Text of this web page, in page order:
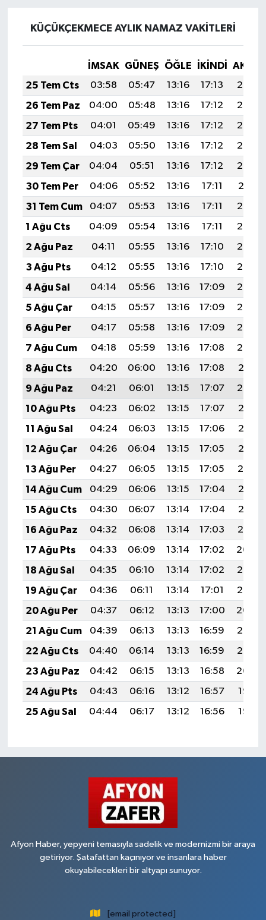
KÜÇÜKÇEKMECE AYLIK NAMAZ VAKITLERI
İMSAK GÜNEŞ ÖĞLE İKINDI
25 Tem Cts
03:58 05:47 13:16 17:13
20:36
26 Tem Paz
04:00 05:48 13:16 17:12
20:35
27 Tem Pts
04:01 05:49 13:16 17:12
20:34
28 Tem Sal
04:03 05:50 13:16 17:12
20:33
29 Tem Çar
04:04 05:51 13:16 17:12
20:32
30 Tem Per
04:06 05:52 13:16 17:11
20:31
31 Tem Cum
04:07 05:53 13:16 17:11
20:30
1 Ağu Cts
04:09 05:54 13:16 17:11
20:29
2 Ağu Paz
04:11 05:55 13:16 17:10
20:28
3 Ağu Pts
04:12 05:55 13:16 17:10
20:27
4 Ağu Sal
04:14 05:56 13:16 17:09
20:26
5 Ağu Çar
04:15 05:57 13:16 17:09
20:24
6 Ağu Per
04:17 05:58 13:16 17:09
20:23
7 Ağu Cum
04:18 05:59 13:16 17:08
20:22
8 Ağu Cts
04:20 06:00 13:16 17:08
20:21
9 Ağu Paz
04:21 06:01 13:15 17:07
20:20
10 Ağu Pts
04:23 06:02 13:15 17:07
20:18
11 Ağu Sal
04:24 06:03 13:15 17:06
20:17
12 Ağu Çar
04:26 06:04 13:15 17:05
20:16
13 Ağu Per
04:27 06:05 13:15 17:05
20:14
14 Ağu Cum
04:29 06:06 13:15 17:04
20:13
15 Ağu Cts
04:30 06:07 13:14 17:04
20:12
16 Ağu Paz
04:32 06:08 13:14 17:03
20:10
17 Ağu Pts
04:33 06:09 13:14 17:02
20:09
18 Ağu Sal
04:35 06:10 13:14 17:02
20:07
19 Ağu Çar
04:36 06:11 13:14 17:01
20:06
20 Ağu Per
04:37 06:12 13:13 17:00
20:04
21 Ağu Cum
04:39 06:13 13:13 16:59
20:03
22 Ağu Cts
04:40 06:14 13:13 16:59
20:02
23 Ağu Paz
04:42 06:15 13:13 16:58
20:00
24 Ağu Pts
04:43 06:16 13:12 16:57
19:58
25 Ağu Sal
04:44 06:17 13:12 16:56 19:57
Afyon Haber, yepyeni temasıyla sadelik ve modernizmi bir araya
getiriyor. Şatafattan kaçınıyor ve insanlara haber
okuyabilecekleri bir altyapı sunuyor.
[email protected]